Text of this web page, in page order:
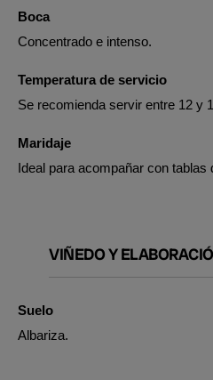
Boca
Concentrado e intenso.
Temperatura de servicio
Se recomienda servir entre 12 y
Maridaje
Ideal para acompañar con
VIÑEDO Y
Suelo
Albariza.